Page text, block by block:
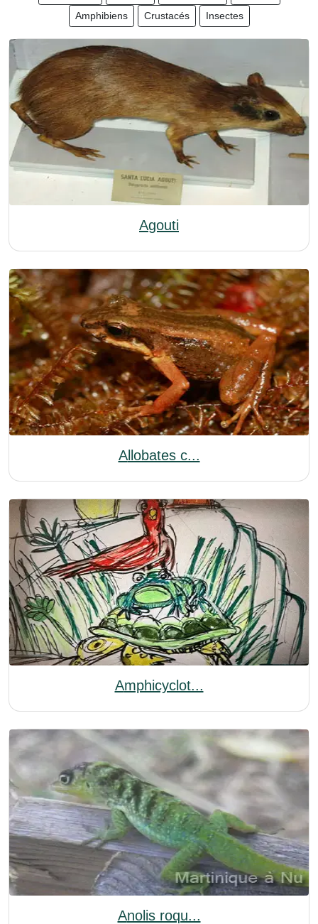
Amphibiens
Crustacés Insectes
Agouti
Allobates c...
Amphicyclot...
Anolis roqu...